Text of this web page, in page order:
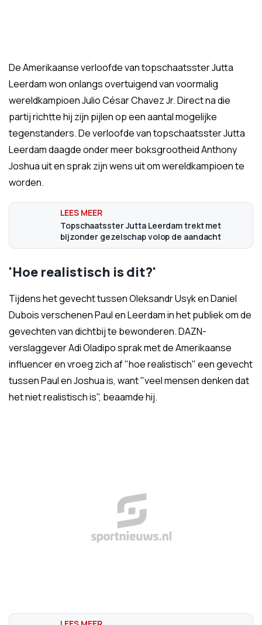
De Amerikaanse verloofde van topschaatsster Jutta
Leerdam won onlangs overtuigend van voormalig
wereldkampioen Julio César Chavez Jr. Direct na die
partij richtte hij zijn pijlen op een aantal mogelijke
tegenstanders. De verloofde van topschaatsster Jutta
Leerdam daagde onder meer boksgrootheid Anthony
Joshua uit en sprak zijn wens uit om wereldkampioen te
worden.
Topschaatsster Jutta Leerdam trekt met
bijzonder gezelschap volop de aandacht
'Hoe realistisch is dit?'
Tijdens het gevecht tussen Oleksandr Usyk en Daniel
Dubois verschenen Paul en Leerdam in het publiek om de
gevechten van dichtbij te bewonderen. DAZN-
verslaggever Adi Oladipo sprak met de Amerikaanse
influencer en vroeg zich af "hoe realistisch" een gevecht
tussen Paul en Joshua is, want "veel mensen denken dat
het niet realistisch is", beaamde hij.